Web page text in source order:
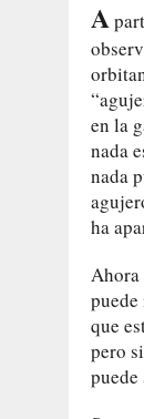
A
en la
nada
nada
ha
Ahora
puede
que
pero